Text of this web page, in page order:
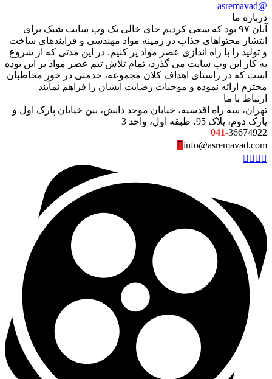
@asremavad
درباره ما
آبان ۹۷ بود که سعی کردیم جای خالی یک وب سایت شیک برای
انتشار محتواهای جذاب در زمینه مواد مهندسی و فرایندهای ساخت
و تولید را با راه اندازی عصر مواد پر کنیم. در این مدتی که از شروع
به کار این وب سایت می گذرد، تمام تلاش تیم عصر مواد بر این بوده
است که در راستای اهداف کلان مجموعه، خدمتی در خورِ مخاطبان
محترم ارائه نموده و موجبات رضایت ایشان را فراهم نمایند
ارتباط با ما
تهران، سه راه اقدسیه، خیابان موحد دانش، بین خیابان پارک اول و
پارک دوم، پلاک 95، طبقه اول، واحد 3
041-36674922
info@asremavad.com